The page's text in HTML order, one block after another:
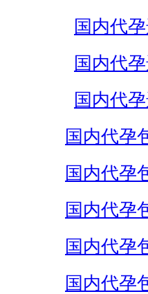
国内代
国内代
国内代
国内代孕
国内代孕
国内代孕
国内代孕
国内代孕